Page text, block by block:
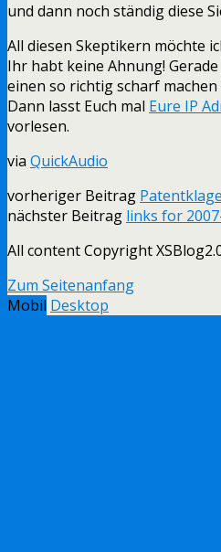
und dann noch ständig diese
All diesen Skeptikern möchte
Ihr habt keine Ahnung!
einen so richtig scharf
Dann lasst Euch mal Eure IP
vorlesen.
via QuickAudio
vorheriger Beitrag
nächster Beitrag links for
All content Copyright
Zum Seitenanfang
Mobil Desktop